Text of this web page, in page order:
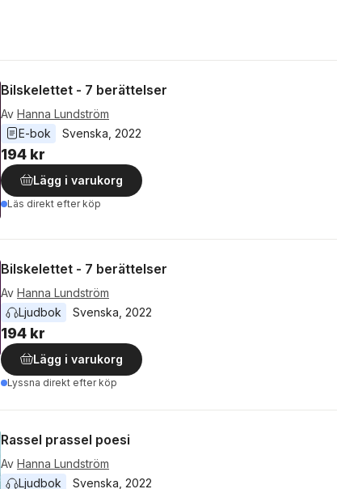
Bilskelettet - 7 berättelser
Av Hanna Lundström
E-bok
Svenska 2022
194 kr
Lägg i varukorg
Läs direkt efter köp
Bilskelettet - 7 berättelser
Av Hanna Lundström
Ljudbok
Svenska 2022
194 kr
Lägg i varukorg
Lyssna direkt efter köp
Rassel prassel poesi
Av Hanna Lundström
Ljudbok
Svenska 2022